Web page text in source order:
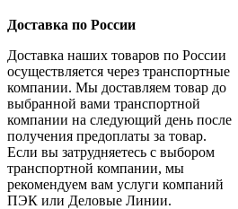
Доставка по России
Доставка наших товаров по России
осуществляется через транспортные
компании. Мы доставляем товар до
выбранной вами транспортной
компании на следующий день после
получения предоплаты за товар.
Если вы затрудняетесь с выбором
транспортной компании, мы
рекомендуем вам услуги компаний
ПЭК или Деловые Линии.